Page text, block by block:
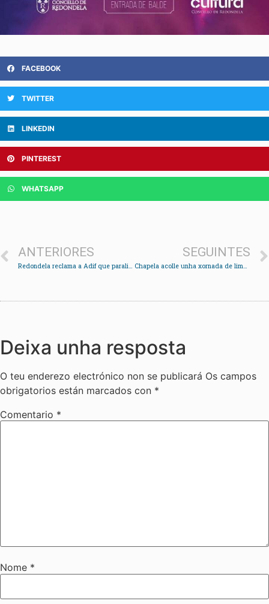
FACEBOOK
TWITTER
LINKEDIN
PINTEREST
WHATSAPP
ANTERIORES
Redondela reclama a Adif que paralice os traballos nocturnos en Chapela
SEGUINTES
Chapela acolle unha xornada de limpeza ambiental no río Fondón
Deixa unha resposta
O teu enderezo electrónico non se publicará Os campos
obrigatorios están marcados con *
Comentario *
Nome *